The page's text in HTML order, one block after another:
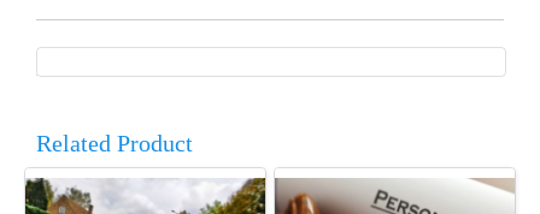
Related Product